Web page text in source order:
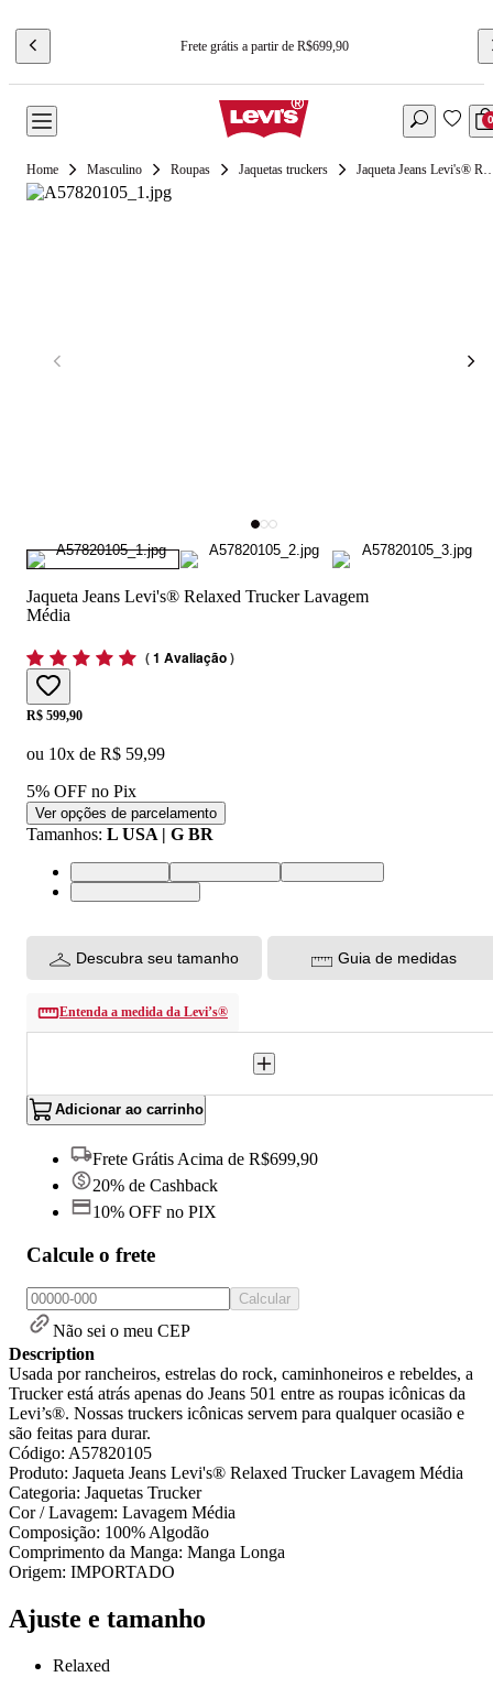
Frete grátis a partir de R$699,90
0
Masculino Roupas Jaquetas truckers Jaqueta Jeans Levi's®
Jaqueta Jeans Levi's® Relaxed Trucker Lavagem
Média
(1 Avaliação)
Price:
R$ 599,90
ou 10x de R$ 59,99
5% OFF no Pix
Ver opções de parcelamento
Tamanhos: L USA | G BR
S USA | P BRM USA | M BRL USA | G BR
XL USA | GG BR
Descubra seu tamanho Guia de medidas
Entenda a medida da Levi’s®
Adicionar ao carrinho
Frete Grátis Acima de R$699,90
20% de Cashback
10% OFF no PIX
Calcule o frete
Calcular
Não sei o meu CEP
Description
Usada por rancheiros, estrelas do rock, caminhoneiros e rebeldes, a
Trucker está atrás apenas do Jeans 501 entre as roupas icônicas da
Levi’s®. Nossas truckers icônicas servem para qualquer ocasião e
são feitas para durar.
Código: A57820105
Produto: Jaqueta Jeans Levi's® Relaxed Trucker Lavagem Média
Categoria: Jaquetas Trucker
Cor / Lavagem: Lavagem Média
Composição: 100% Algodão
Comprimento da Manga: Manga Longa
Origem: IMPORTADO
Ajuste e tamanho
Relaxed